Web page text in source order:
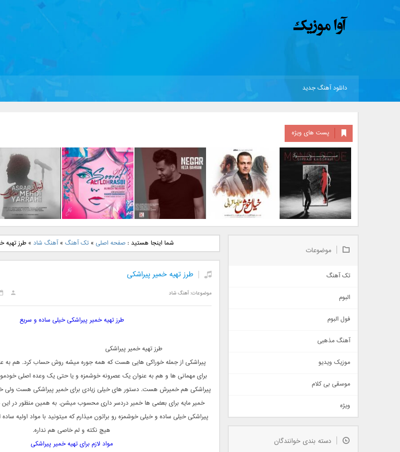
دانلود آهنگ جدید
پست های ویژه
خسروی بنام مونولوگ
دانلود آهنگ جدید علیرضا
دانلود آهنگ جدید رضا
بهرام بنام نگار
دانلود آهنگ جدید علی
لهراسبی بنام صورت
دانلود آهنگ جدید
یراحی بنام اسرار
شما اینجا هستید :صفحه اصلی »تک آهنگ »آهنگ شاد »طرز تهیه
طرز تهیه خمیر پیراشکی
موضوعات:آهنگ شاد
طرز تهیه خمیر پیراشکی خیلی ساده و سریع
طرز تهیه خمیر پیراشکی
پیراشکی از جمله خوراکی هایی هست که همه جوره میشه روش حساب کرد. هم به
برای مهمانی ها و هم به عنوان یک عصرونه خوشمزه و یا حتی یک وعده اصلی
پیراشکی هم خمیرش هست. دستور های خیلی زیادی برای خمیر پیراشکی هست ولی
خمیر مایه برای بعضی ها خمیر دردسر داری محسوب میشن. به همین منظور در
پیراشکی خیلی ساده و خیلی خوشمزه رو براتون میذارم که میتونید با مواد اولیه
هیچ نکته و لم خاصی هم نداره.
مواد لازم برای تهیه خمیر پیراشکی
موضوعات
تک آهنگ
اجتماعی
حماسی
سنتی
اهنگ بندرعباسی
دمو
مذهبی
جدیدترین ها
البوم
فول البوم
آهنگ مذهبی
موزیک ویدیو
موسقی بی کلام
ویژه
دسته بندی خوانندگان